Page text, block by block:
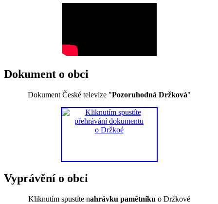
Dokument o obci
Dokument České televize "Pozoruhodná Držková"
Vyprávění o obci
Kliknutím spustíte nahrávku pamětníků o Držkové